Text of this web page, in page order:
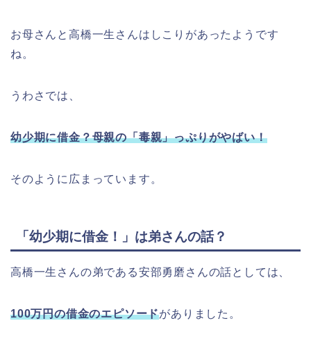
お母さんと高橋一生さんはしこりがあったようです
ね。
うわさでは、
幼少期に借金？母親の「毒親」っぷりがやばい！
そのように広まっています。
「幼少期に借金！」は弟さんの話？
高橋一生さんの弟である安部勇磨さんの話としては、
100万円の借金のエピソードがありました。